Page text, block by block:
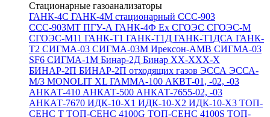
Стационарные газоанализаторы
ГАНК-4С ГАНК-4М стационарный ССС-903
ССС-903МТ ПГУ-А ГАНК-4Ф Ex СГОЭС СГОЭС-М
СГОЭС-М11 ГАНК-Т1 ГАНК-Т1Д ГАНК-Т1ДСА ГАНК-
Т2 СИГМА-03 СИГМА-03М Ирексон-АМВ СИГМА-03
SF6 СИГМА-1М Бинар-2Д Бинар ХХ-ХХХ-Х
БИНАР-2П БИНАР-2П отходящих газов ЭССА ЭССА-
М/3 MONOLIT XL ГАММА-100 АКВТ-01, -02, -03
АНКАТ-410 АНКАТ-500 АНКАТ-7655-02, -03
АНКАТ-7670 ИДК-10-Х1 ИДК-10-Х2 ИДК-10-Х3 ТОП-
СЕНС Т ТОП-СЕНС 4100G ТОП-СЕНС 4100S ТОП-